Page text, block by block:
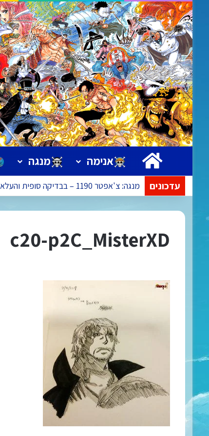
ראשי אנימה מנגה
עדכונים מנגה: צ'אפטר 1190 – בבדיקה סופית והעלאה.
c20-p2C_MisterXD